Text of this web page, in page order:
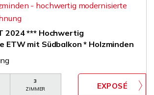
- hochwertig modernisierte
2024 *** Hochwertig
ETW mit Südbalkon * Holzminden
3
ZIMMER